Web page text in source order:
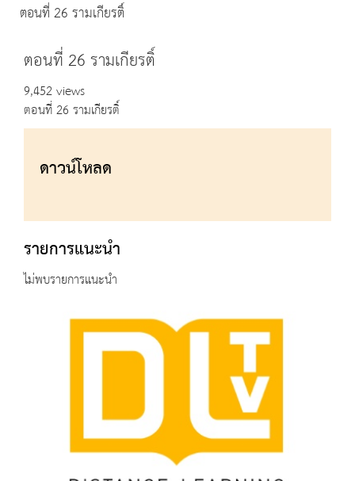
ตอนที่ 26 รามเกียรติ์
ตอนที่ 26 รามเกียรติ์
9,452 views
ตอนที่ 26 รามเกียรติ์
ดาวน์โหลด
รายการแนะนำ
ไม่พบรายการแนะนำ